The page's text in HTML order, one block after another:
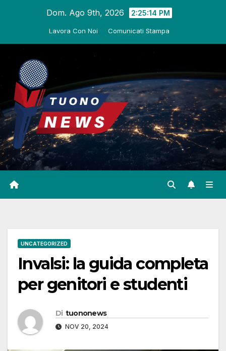
Dom. Ago 9th, 2026 2:25:15 PM
Lavora Con Noi Comunicati Stampa
UNCATEGORIZED
Invalsi: la guida completa
per genitori e studenti
Di tuononews
NOV 20, 2024